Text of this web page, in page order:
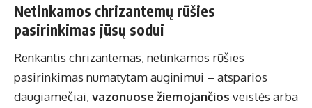
Netinkamos chrizantemų rūšies
pasirinkimas jūsų sodui
Renkantis chrizantemas, netinkamos rūšies
pasirinkimas numatytam auginimui – atsparios
daugiamečiai, vazonuose žiemojančios veislės arba